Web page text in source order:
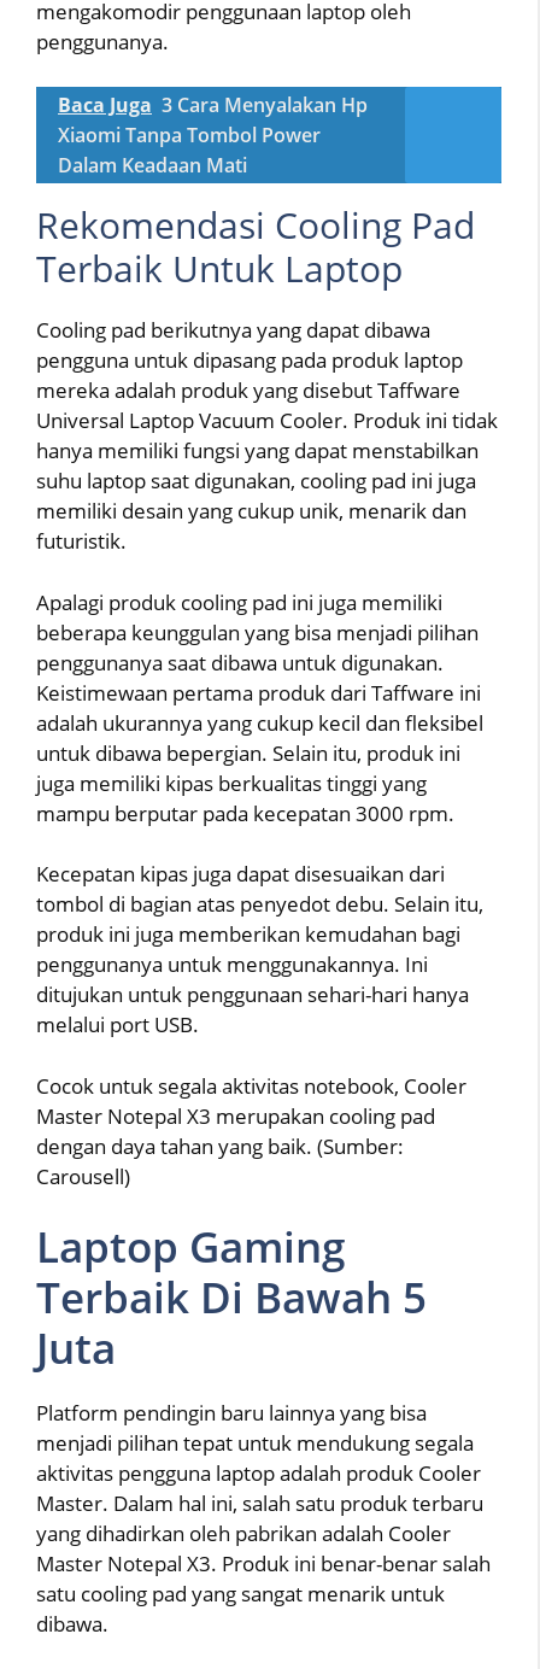
mengakomodir penggunaan laptop oleh
penggunanya.
Baca Juga 3 Cara Menyalakan Hp
Xiaomi Tanpa Tombol Power
Dalam Keadaan Mati
Rekomendasi Cooling Pad
Terbaik Untuk Laptop
Cooling pad berikutnya yang dapat dibawa
pengguna untuk dipasang pada produk laptop
mereka adalah produk yang disebut Taffware
Universal Laptop Vacuum Cooler. Produk ini tidak
hanya memiliki fungsi yang dapat menstabilkan
suhu laptop saat digunakan, cooling pad ini juga
memiliki desain yang cukup unik, menarik dan
futuristik.
Apalagi produk cooling pad ini juga memiliki
beberapa keunggulan yang bisa menjadi pilihan
penggunanya saat dibawa untuk digunakan.
Keistimewaan pertama produk dari Taffware ini
adalah ukurannya yang cukup kecil dan fleksibel
untuk dibawa bepergian. Selain itu, produk ini
juga memiliki kipas berkualitas tinggi yang
mampu berputar pada kecepatan 3000 rpm.
Kecepatan kipas juga dapat disesuaikan dari
tombol di bagian atas penyedot debu. Selain itu,
produk ini juga memberikan kemudahan bagi
penggunanya untuk menggunakannya. Ini
ditujukan untuk penggunaan sehari-hari hanya
melalui port USB.
Cocok untuk segala aktivitas notebook, Cooler
Master Notepal X3 merupakan cooling pad
dengan daya tahan yang baik. (Sumber:
Carousell)
Laptop Gaming
Terbaik Di Bawah 5
Juta
Platform pendingin baru lainnya yang bisa
menjadi pilihan tepat untuk mendukung segala
aktivitas pengguna laptop adalah produk Cooler
Master. Dalam hal ini, salah satu produk terbaru
yang dihadirkan oleh pabrikan adalah Cooler
Master Notepal X3. Produk ini benar-benar salah
satu cooling pad yang sangat menarik untuk
dibawa.